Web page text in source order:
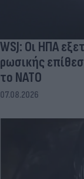
WSJ: Οι ΗΠΑ
ρωσικής
το ΝΑΤΟ
07.08.2026